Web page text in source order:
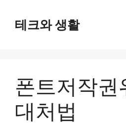
테크와 생활
폰트저작권
대처법